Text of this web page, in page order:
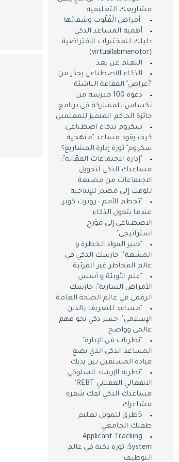
مشاريعك التعليمية
​ ​ أمراض الْقُلُوب وشفائها
أهمية المساعد الذكي
دليلك للمختبرات الافتراضية
(virtuallabmenotor)
التعلم عن بعد
الذكاء الاصطناعي يحذر من
"أعراض" الفقاعة الناشئة
دعوة 100 مدرسة من
تكساس للمشاركة في برنامج
جائزة الحاكم المتميز للمعلمين
سكروم بذكاء اصطناعي:
كيف يقود مساعد "منهجية
سكروم" ثورة إدارة المشاريع؟
"إدارة الاجتماعات الفعّالة":
مساعدك الذكي لتحويل
الاجتماعات من مضيعة
للوقت إلى مصدر للإنتاجية
"تحطم الأمم - روبرت كوبر:
عندما يتحول الذكاء
الاصطناعي إلى مؤرخ
استراتيجي"
"خبير المواد الخطرة و
المشعة": حارسك الذكي في
عالم المخاطر غير المرئية
"علم الأوبئة و أسس
الأمراض السارية": حارسك
الرقمي في عالم الصحة العامة
"مساعد للتعريف بالدين
الإسلامي": جسر ذكي نحو فهم
عالمي وواضح
"نظريات فن الإدارة":
المساعد الذكي الذي يضع
قيادة المستقبل بين يديك
"نظرية الإرشاد السلوكي
الانفعالي العقلاني REBT":
مساعدك الذكي لفك شفرة
مشاعرك
5طرق لتمويل تعليم
طفلك الجامعي
Applicant Tracking
System: ثورة ذكية في عالم
التوظيف